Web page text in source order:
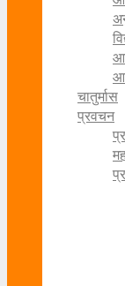
चातुर्मास
प्रवचन